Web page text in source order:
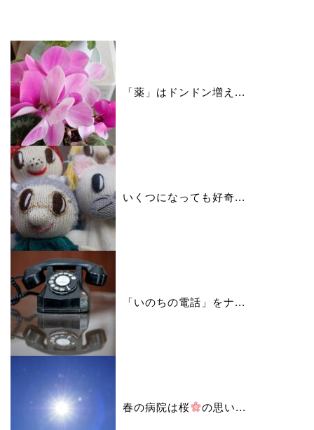
「薬」はドンドン増え...
いくつになっても好奇...
「いのちの電話」をナ...
春の病院は桜 の思い...